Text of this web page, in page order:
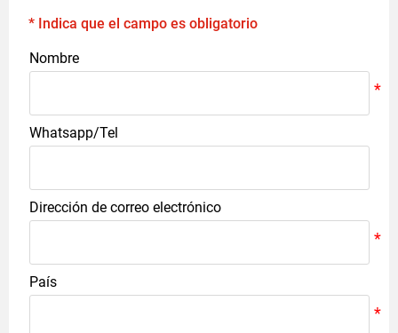
* Indica que el campo es obligatorio
Nombre
Whatsapp/Tel
Dirección de correo electrónico
País